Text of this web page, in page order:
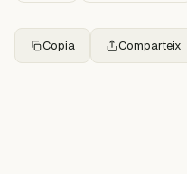
Copia Comparteix